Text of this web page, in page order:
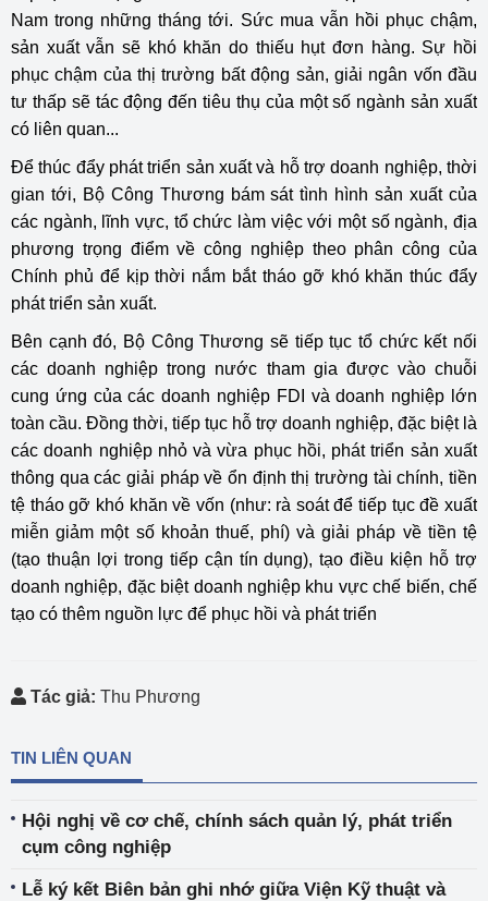
Nam trong những tháng tới. Sức mua vẫn hồi phục chậm,
sản xuất vẫn sẽ khó khăn do thiếu hụt đơn hàng. Sự hồi
phục chậm của thị trường bất động sản, giải ngân vốn đầu
tư thấp sẽ tác động đến tiêu thụ của một số ngành sản xuất
có liên quan...
Để thúc đẩy phát triển sản xuất và hỗ trợ doanh nghiệp, thời
gian tới, Bộ Công Thương bám sát tình hình sản xuất của
các ngành, lĩnh vực, tổ chức làm việc với một số ngành, địa
phương trọng điểm về công nghiệp theo phân công của
Chính phủ để kịp thời nắm bắt tháo gỡ khó khăn thúc đẩy
phát triển sản xuất.
Bên cạnh đó, Bộ Công Thương sẽ tiếp tục tổ chức kết nối
các doanh nghiệp trong nước tham gia được vào chuỗi
cung ứng của các doanh nghiệp FDI và doanh nghiệp lớn
toàn cầu. Đồng thời, tiếp tục hỗ trợ doanh nghiệp, đặc biệt là
các doanh nghiệp nhỏ và vừa phục hồi, phát triển sản xuất
thông qua các giải pháp về ổn định thị trường tài chính, tiền
tệ tháo gỡ khó khăn về vốn (như: rà soát để tiếp tục đề xuất
miễn giảm một số khoản thuế, phí) và giải pháp về tiền tệ
(tạo thuận lợi trong tiếp cận tín dụng), tạo điều kiện hỗ trợ
doanh nghiệp, đặc biệt doanh nghiệp khu vực chế biến, chế
tạo có thêm nguồn lực để phục hồi và phát triển
Tác giả: Thu Phương
TIN LIÊN QUAN
Hội nghị về cơ chế, chính sách quản lý, phát triển
cụm công nghiệp
Lễ ký kết Biên bản ghi nhớ giữa Viện Kỹ thuật và